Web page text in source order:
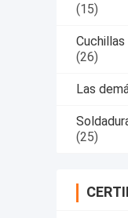
(15)
(26)
Las
(25)